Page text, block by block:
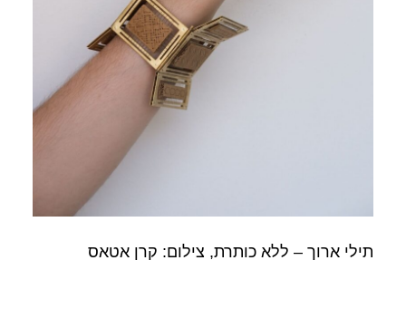
תילי ארוך – ללא כותרת, צילום: קרן אטאס